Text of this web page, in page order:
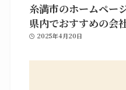
糸満市のホームペー
県内でおすすめの会
2025年4月20日